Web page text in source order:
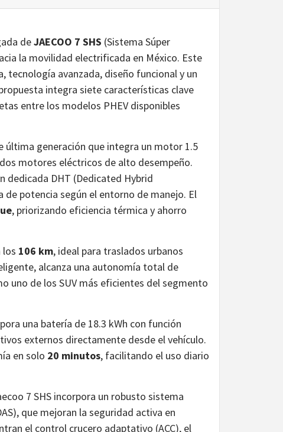
deJAECOO 7 SHS (Sistema Súper
la movilidad electrificada en México. Este
tecnología avanzada, diseño funcional y un
integra siete características clave
entre los modelos PHEV disponibles
última generación que integra un motor 1.5
motores eléctricos de alto desempeño.
dedicada DHT (Dedicated Hybrid
potencia según el entorno de manejo. El
, priorizando eficiencia térmica y ahorro
los 106 km, ideal para traslados urbanos
alcanza una autonomía total de
uno de los SUV más eficientes del segmento
una batería de 18.3 kWh con función
externos directamente desde el vehículo.
en solo 20 minutos, facilitando el uso diario
7 SHS incorpora un robusto sistema
que mejoran la seguridad activa en
el control crucero adaptativo (ACC), el